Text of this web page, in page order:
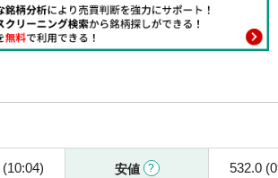
安値 532.0